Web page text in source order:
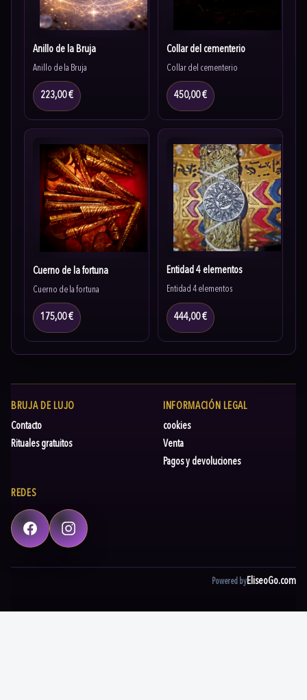
Anillo de la Bruja
Anillo de la Bruja
223,00 €
Collar del cementerio
Collar del cementerio
450,00 €
Cuerno de la fortuna
Cuerno de la fortuna
175,00 €
Entidad 4 elementos
Entidad 4 elementos
444,00 €
BRUJA DE LUJO
Contacto
Rituales gratuitos
INFORMACIÓN LEGAL
cookies
Venta
Pagos y devoluciones
REDES
Facebook Instagram
Powered byEliseoGo.com